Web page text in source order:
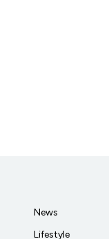
News
Lifestyle